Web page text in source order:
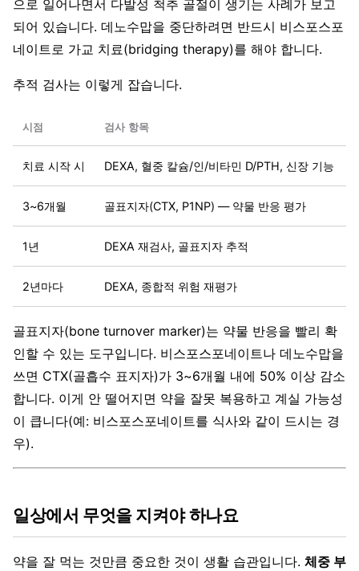
으로 일어나면서 다발성 척추 골절이 생기는 사례가 보고
되어 있습니다. 데노수맙을 중단하려면 반드시 비스포스포
네이트로 가교 치료(bridging therapy)를 해야 합니다.
추적 검사는 이렇게 잡습니다.
시점 검사 항목
치료 시작 시 DEXA, 혈중 칼슘/인/비타민 D/PTH, 신장 기능
3~6개월 골표지자(CTX, P1NP) — 약물 반응 평가
1년 DEXA 재검사, 골표지자 추적
2년마다 DEXA, 종합적 위험 재평가
골표지자(bone turnover marker)는 약물 반응을 빨리 확
인할 수 있는 도구입니다. 비스포스포네이트나 데노수맙을
쓰면 CTX(골흡수 표지자)가 3~6개월 내에 50% 이상 감소
합니다. 이게 안 떨어지면 약을 잘못 복용하고 계실 가능성
이 큽니다(예: 비스포스포네이트를 식사와 같이 드시는 경
우).
일상에서 무엇을 지켜야 하나요
약을 잘 먹는 것만큼 중요한 것이 생활 습관입니다. 체중 부